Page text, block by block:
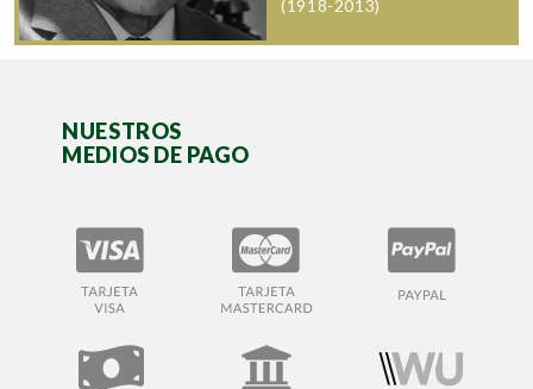
(1918-2013)
NUESTROS
MEDIOS DE PAGO